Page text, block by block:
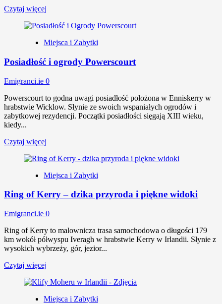
Czytaj więcej
Miejsca i Zabytki
Posiadłość i ogrody Powerscourt
Emigranci.ie 0
Powerscourt to godna uwagi posiadłość położona w Enniskerry w
hrabstwie Wicklow. Słynie ze swoich wspaniałych ogrodów i
zabytkowej rezydencji. Początki posiadłości sięgają XIII wieku,
kiedy...
Czytaj więcej
Miejsca i Zabytki
Ring of Kerry – dzika przyroda i piękne widoki
Emigranci.ie 0
Ring of Kerry to malownicza trasa samochodowa o długości 179
km wokół półwyspu Iveragh w hrabstwie Kerry w Irlandii. Słynie z
wysokich wybrzeży, gór, jezior...
Czytaj więcej
Miejsca i Zabytki